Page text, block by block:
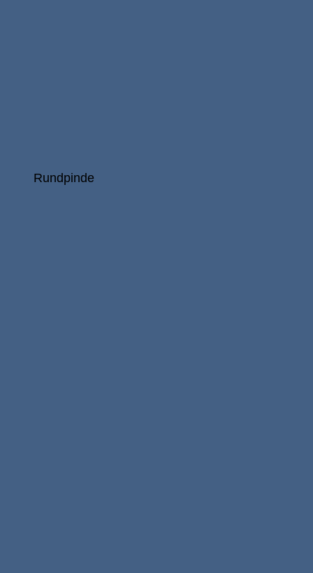
Rundpinde